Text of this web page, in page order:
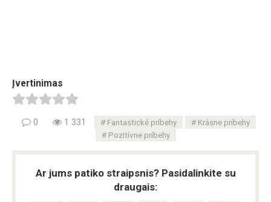
Įvertinimas
0 1 331 Fantastické príbehy
Krásne príbehy
Pozitívne príbehy
Ar jums patiko straipsnis? Pasidalinkite su
draugais: